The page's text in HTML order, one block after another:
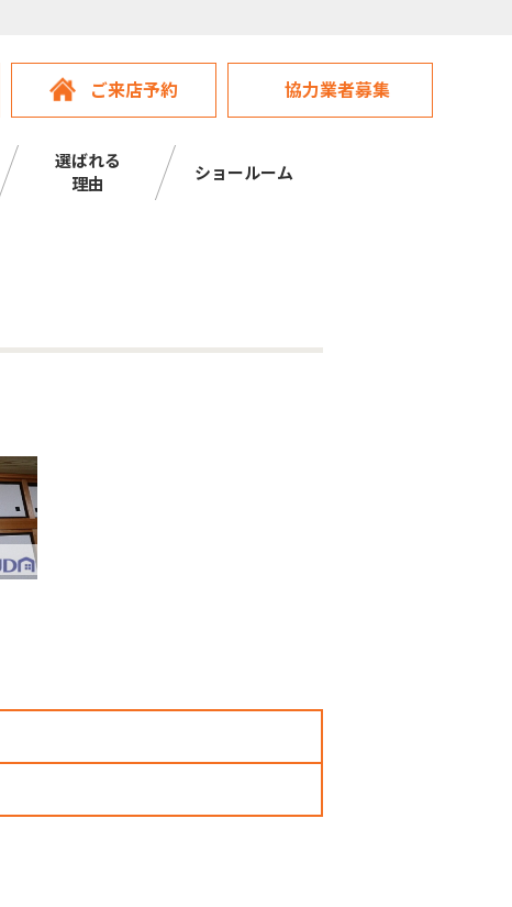
ご来店予約 協力業者募集
選ばれる
理由
ショールーム